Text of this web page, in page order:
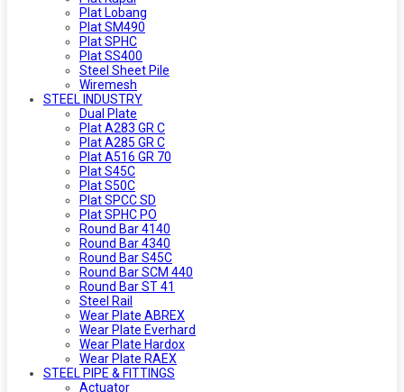
Plat Lobang
Plat SM490
Plat SPHC
Plat SS400
Steel Sheet Pile
Wiremesh
STEEL INDUSTRY
Dual Plate
Plat A283 GR C
Plat A285 GR C
Plat A516 GR 70
Plat S45C
Plat S50C
Plat SPCC SD
Plat SPHC PO
Round Bar 4140
Round Bar 4340
Round Bar S45C
Round Bar SCM 440
Round Bar ST 41
Steel Rail
Wear Plate ABREX
Wear Plate Everhard
Wear Plate Hardox
Wear Plate RAEX
STEEL PIPE & FITTINGS
Actuator